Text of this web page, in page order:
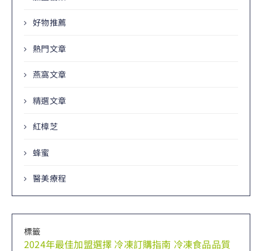
好物推薦
熱門文章
燕窩文章
精選文章
紅樟芝
蜂蜜
醫美療程
標籤
2024年最佳加盟選擇 冷凍訂購指南 冷凍食品品質